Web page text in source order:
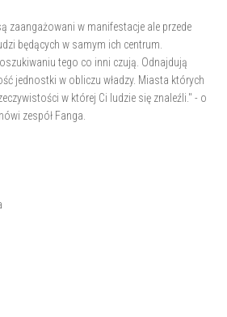
zaangażowani w manifestacje ale przede
będących w samym ich centrum.
tego co inni czują. Odnajdują
jednostki w obliczu władzy. Miasta których
w której Ci ludzie się znaleźli." - o
zespół Fanga.